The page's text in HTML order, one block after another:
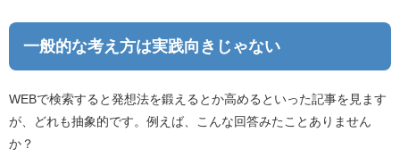
一般的な考え方は実践向きじゃない
WEBで検索すると発想法を鍛えるとか高めるといった記事を見ます
が、どれも抽象的です。例えば、こんな回答みたことありません
か？